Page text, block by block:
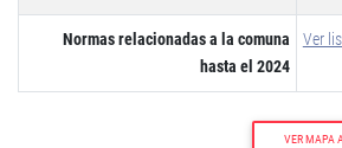
Normas relacionadas a la comuna
hasta el 2024
Ver
VER MAPA